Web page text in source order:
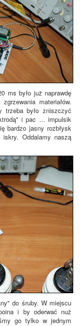
ms było już naprawdę
materiałów.
trzeba było zniszczyć
i pac ... impulsik
bardzo jasny rozbłysk
Oddalamy naszą
do śruby. W miejscu
i by oderwać nuż
go tylko w jednym